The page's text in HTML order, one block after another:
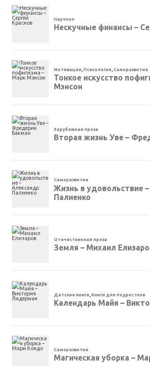
Научпоп
Нескучные финансы –
Мотивация ,Психология ,Саморазвитие
Тонкое искусство
Мэнсон
Зарубежная проза
Вторая жизнь Уве –
Саморазвитие
Жизнь в удовольствие
Палиенко
Отечественная проза
Земля – Михаил
Детские книги ,Книги для подростков
Календарь Майя –
Саморазвитие
Магическая уборка –